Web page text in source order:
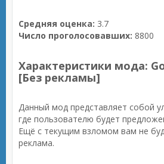
Средняя оценка: 3.7
Число проголосовавших: 8800
Характеристики мода:
[Без рекламы]
Данный мод представляет собой
где пользователю будет
Ещё с текущим взломом вам не
реклама.